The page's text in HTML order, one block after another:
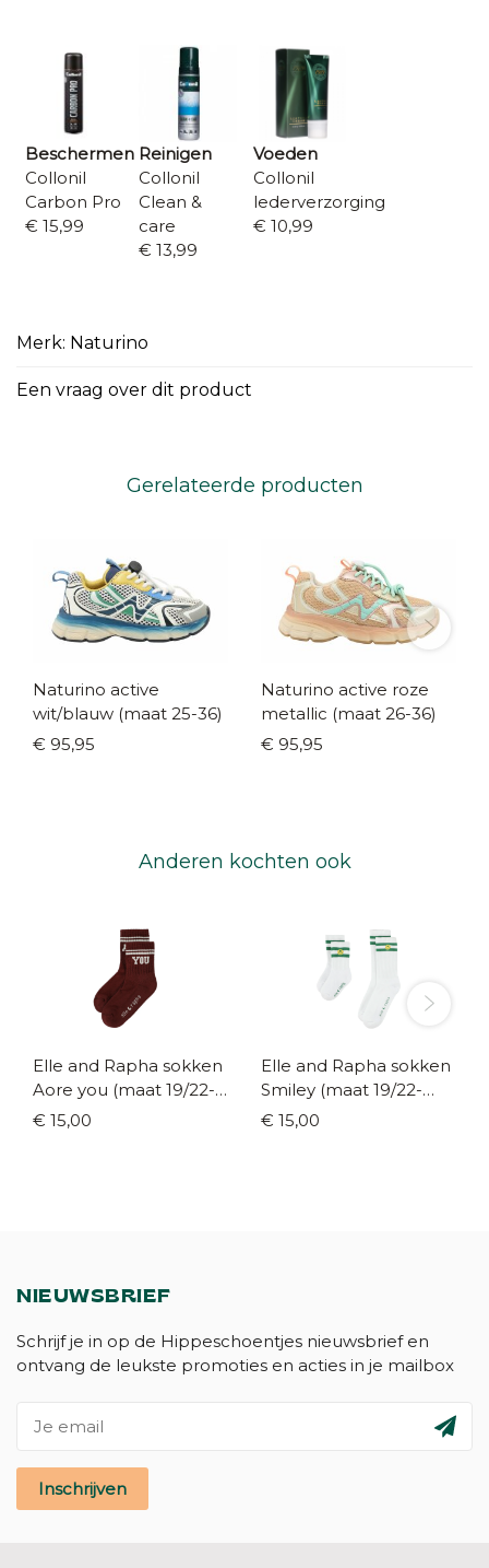
Beschermen
Collonil
Carbon Pro
€ 15,99
Reinigen
Collonil
Clean &
care
€ 13,99
Voeden
Collonil
lederverzorging
€ 10,99
Merk: Naturino
Een vraag over dit product
Gerelateerde producten
Naturino active
wit/blauw (maat 25-36)
€ 95,95
Naturino active roze
metallic (maat 26-36)
€ 95,95
Anderen kochten ook
Elle and Rapha sokken
Aore you (maat 19/22-
37/41)
€ 15,00
Elle and Rapha sokken
Smiley (maat 19/22-
37/41)
€ 15,00
NIEUWSBRIEF
Schrijf je in op de Hippeschoentjes nieuwsbrief en
ontvang de leukste promoties en acties in je mailbox
Inschrijven